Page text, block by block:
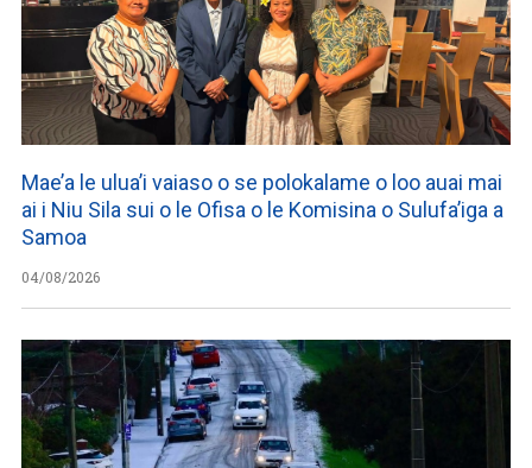
Mae’a le ulua’i vaiaso o se polokalame o loo auai mai
ai i Niu Sila sui o le Ofisa o le Komisina o Sulufa’iga a
Samoa
04/08/2026